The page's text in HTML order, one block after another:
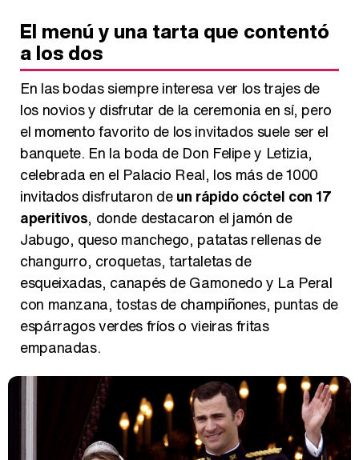
El menú y una tarta que contentó
a los dos
En las bodas siempre interesa ver los trajes de
los novios y disfrutar de la ceremonia en sí, pero
el momento favorito de los invitados suele ser el
banquete. En la boda de Don Felipe y Letizia,
celebrada en el Palacio Real, los más de 1000
invitados disfrutaron deun rápido cóctel con 17
aperitivos, donde destacaron el jamón de
Jabugo, queso manchego, patatas rellenas de
changurro, croquetas, tartaletas de
esqueixadas, canapés de Gamonedo y La Peral
con manzana, tostas de champiñones, puntas de
espárragos verdes fríos o vieiras fritas
empanadas.